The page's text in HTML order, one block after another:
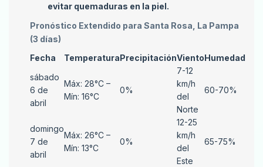
evitar quemaduras en la piel.
Pronóstico Extendido para Santa Rosa, La Pampa
(3 días)
Fecha
TemperaturaPrecipitaciónVientoHumedad
sábado
6 de
abril
Máx: 28°C –
Mín: 16°C
0%
7-12
km/h
del
Norte
60-70%
domingo
7 de
abril
Máx: 26°C –
Mín: 13°C
0%
12-25
km/h
del
Este
65-75%